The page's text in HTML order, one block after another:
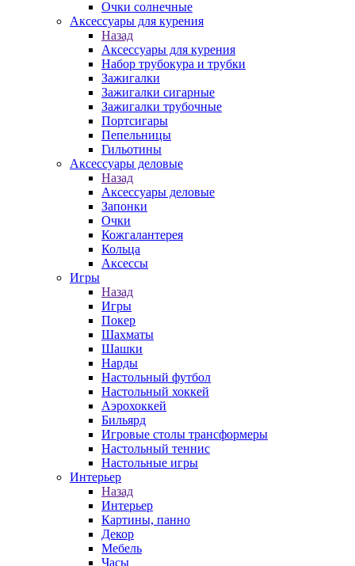
Очки солнечные
Аксессуары для курения
Назад
Аксессуары для курения
Набор трубокура и трубки
Зажигалки
Зажигалки сигарные
Зажигалки трубочные
Портсигары
Пепельницы
Гильотины
Аксессуары деловые
Назад
Аксессуары деловые
Запонки
Очки
Кожгалантерея
Кольца
Аксессы
Игры
Назад
Игры
Покер
Шахматы
Шашки
Нарды
Настольный футбол
Настольный хоккей
Аэрохоккей
Бильярд
Игровые столы трансформеры
Настольный теннис
Настольные игры
Интерьер
Назад
Интерьер
Картины, панно
Декор
Мебель
Часы